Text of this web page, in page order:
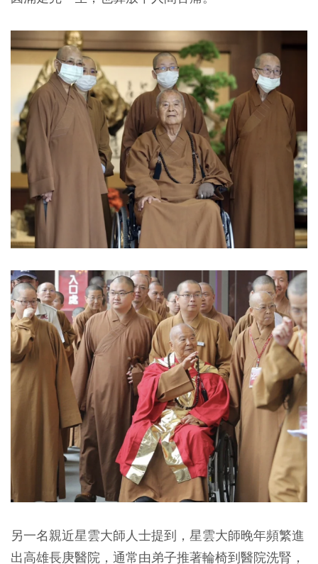
另一名親近星雲大師人士提到，星雲大師晚年頻繁進
出高雄長庚醫院，通常由弟子推著輪椅到醫院洗腎，